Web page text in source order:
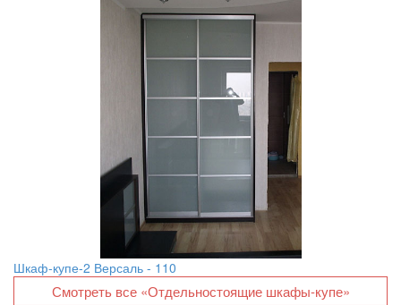
Шкаф-купе-2 Версаль - 110
Смотреть все «Отдельностоящие шкафы-купе»